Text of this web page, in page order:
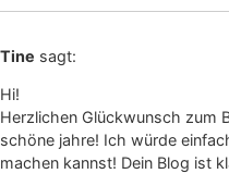
Tine sagt:
Hi!
Herzlichen Glückwunsch zum
schöne jahre! Ich würde
machen kannst! Dein Blog ist